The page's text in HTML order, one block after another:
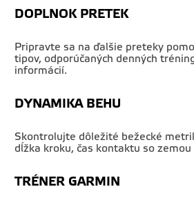
DOPLNOK PRETEK
Pripravte sa na ďalšie preteky
tipov, odporúčaných denných
informácií.
DYNAMIKA BEHU
Skontrolujte dôležité bežecké
dĺžka kroku, čas kontaktu so
TRÉNER GARMIN